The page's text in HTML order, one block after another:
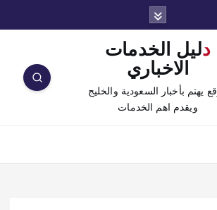
دليل الخدمات
الاخباري
يهتم بأخبار السعودية والخليج
ويقدم اهم الخدمات